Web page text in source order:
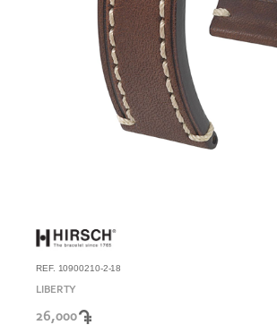
REF. 10900210-2-18
LIBERTY
26,000